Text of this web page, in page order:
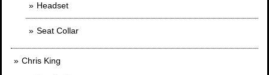
Headset
Seat Collar
Chris King